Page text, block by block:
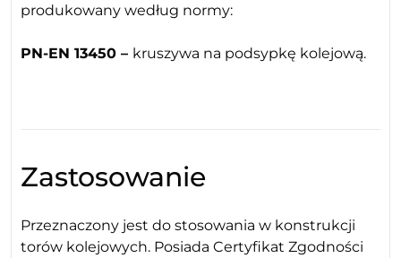
produkowany według normy:
PN-EN 13450 – kruszywa na podsypkę kolejową.
Zastosowanie
Przeznaczony jest do stosowania w konstrukcji
torów kolejowych. Posiada Certyfikat Zgodności